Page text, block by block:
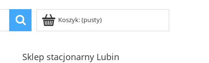
Koszyk:(pusty)
Sklep stacjonarny Lubin